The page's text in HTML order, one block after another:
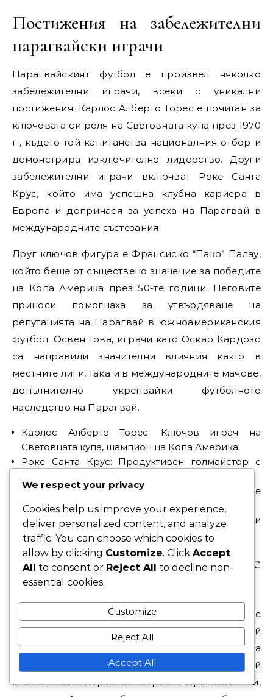
Постижения на забележителни
парагвайски играчи
Парагвайският футбол е произвел няколко
забележителни играчи, всеки с уникални
постижения. Карлос Алберто Торес е почитан за
ключовата си роля на Световната купа през 1970
г., където той капитанства националния отбор и
демонстрира изключително лидерство. Други
забележителни играчи включват Роке Санта
Крус, който има успешна клубна кариера в
Европа и допринася за успеха на Парагвай в
международните състезания.
Друг ключов фигура е Франсиско “Пако” Палау,
който беше от съществено значение за победите
на Копа Америка през 50-те години. Неговите
приноси помогнаха за утвърдяване на
репутацията на Парагвай в южноамериканския
футбол. Освен това, играчи като Оскар Кардозо
са направили значителни влияния както в
местните лиги, така и в международните мачове,
допълнително укрепвайки футболното
наследство на Парагвай.
Карлос Алберто Торес: Ключов играч на
Световната купа, шампион на Копа Америка.
Роке Санта Крус: Продуктивен голмайстор с
Франсиско Палау: Ключова фигура в победите
на Копа Америка през 50-те години.
Оскар Кардозо: Значителни приноси в местни и
международни мачове
Статистически сравнения с
връстниците
Когато сравняваме Карлос Алберто Торес с
неговите съвременници, неговият брой
международни головеи участия са
забележителни. Той отбеляза значителен брой
голове за Парагвай през кариерата си,
We respect your privacy
Cookies help us improve your experience,
deliver personalized content, and analyze
traffic. You can choose which cookies to
allow by clicking Customize. Click Accept
All to consent or Reject All to decline non-
essential cookies.
Customize
Reject All
Accept All